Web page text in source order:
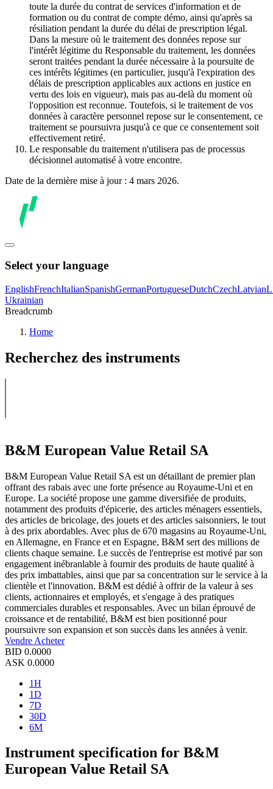
toute la durée du contrat de services d'information et de
formation ou du contrat de compte démo, ainsi qu'après sa
résiliation pendant la durée du délai de prescription légal.
Dans la mesure où le traitement des données repose sur
l'intérêt légitime du Responsable du traitement, les données
seront traitées pendant la durée nécessaire à la poursuite de
ces intérêts légitimes (en particulier, jusqu'à l'expiration des
délais de prescription applicables aux actions en justice en
vertu des lois en vigueur), mais pas au-delà du moment où
l'opposition est reconnue. Toutefois, si le traitement de vos
données à caractère personnel repose sur le consentement, ce
traitement se poursuivra jusqu'à ce que ce consentement soit
effectivement retiré.
Le responsable du traitement n'utilisera pas de processus
décisionnel automatisé à votre encontre.
Date de la dernière mise à jour : 4 mars 2026.
Select your language
EnglishFrenchItalianSpanishGermanPortugueseDutchCzechLatvian
Ukrainian
Breadcrumb
Home
Recherchez des instruments
B&M European Value Retail SA
B&M European Value Retail SA est un détaillant de premier plan
offrant des rabais avec une forte présence au Royaume-Uni et en
Europe. La société propose une gamme diversifiée de produits,
notamment des produits d'épicerie, des articles ménagers essentiels,
des articles de bricolage, des jouets et des articles saisonniers, le tout
à des prix abordables. Avec plus de 670 magasins au Royaume-Uni,
en Allemagne, en France et en Espagne, B&M sert des millions de
clients chaque semaine. Le succès de l'entreprise est motivé par son
engagement inébranlable à fournir des produits de haute qualité à
des prix imbattables, ainsi que par sa concentration sur le service à la
clientèle et l'innovation. B&M est dédié à offrir de la valeur à ses
clients, actionnaires et employés, et s'engage à des pratiques
commerciales durables et responsables. Avec un bilan éprouvé de
croissance et de rentabilité, B&M est bien positionné pour
poursuivre son expansion et son succès dans les années à venir.
Vendre Acheter
BID 0.0000
ASK 0.0000
1H
1D
7D
30D
6M
Instrument specification for B&M
European Value Retail SA